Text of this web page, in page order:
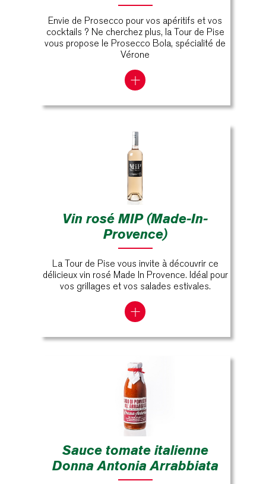
Envie de Prosecco pour vos apéritifs et vos
cocktails ? Ne cherchez plus, la Tour de Pise
vous propose le Prosecco Bola, spécialité de
Vérone
Vin rosé MIP (Made-In-
Provence)
La Tour de Pise vous invite à découvrir ce
délicieux vin rosé Made In Provence. Idéal pour
vos grillages et vos salades estivales.
Sauce tomate italienne
Donna Antonia Arrabbiata